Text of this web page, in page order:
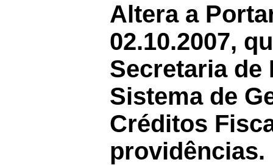
Altera a
02.10.2007,
Secretaria de
Sistema de
Créditos
providências.